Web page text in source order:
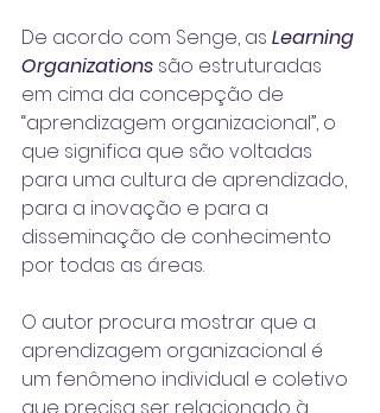
De acordo com Senge, as Learning
Organizations são estruturadas
em cima da concepção de
“aprendizagem organizacional”, o
que significa que são voltadas
para uma cultura de aprendizado,
para a inovação e para a
disseminação de conhecimento
por todas as áreas.
O autor procura mostrar que a
aprendizagem organizacional é
um fenômeno individual e coletivo